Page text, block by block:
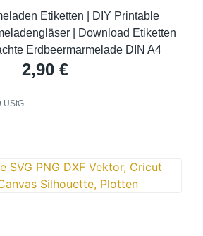
Etiketten | DIY Printable
| Download Etiketten
Erdbeermarmelade DIN A4
2,90 €
UStG.